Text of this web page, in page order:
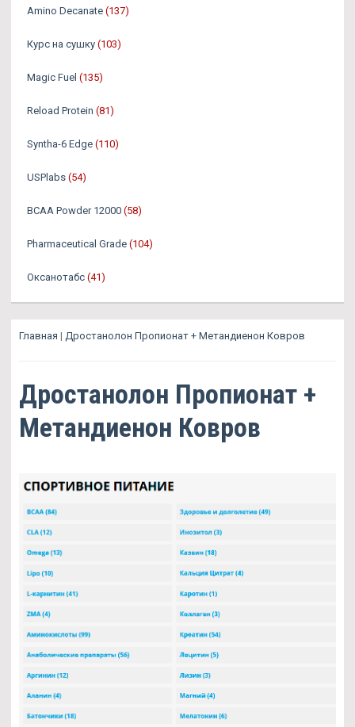
Amino Decanate (137)
Курс на сушку (103)
Magic Fuel (135)
Reload Protein (81)
Syntha-6 Edge (110)
USPlabs (54)
BCAA Powder 12000 (58)
Pharmaceutical Grade (104)
Оксанотабс (41)
Главная | Дростанолон Пропионат + Метандиенон Ковров
Дростанолон Пропионат +
Метандиенон Ковров